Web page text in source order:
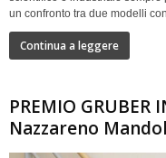
un confronto tra due modelli
Continua a leggere
PREMIO
Nazzareno